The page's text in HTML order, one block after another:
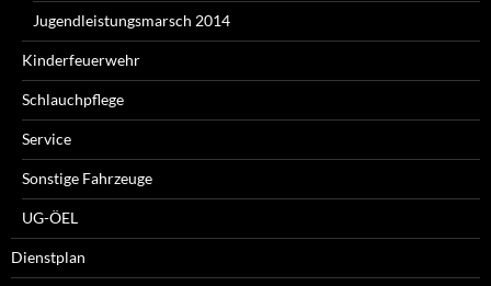
Jugendleistungsmarsch 2014
Kinderfeuerwehr
Schlauchpflege
Service
Sonstige Fahrzeuge
UG-ÖEL
Dienstplan